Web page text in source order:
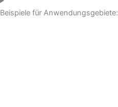
Beispiele für Anwendungsgebiete: